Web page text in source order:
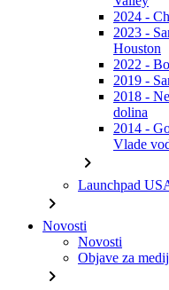
2024 -
2023 -
Houston
2022 -
2019 -
2018 -
dolina
2014 -
Vlade
chevron_right
Launchpad
chevron_right
Novosti
Novosti
Objave za
chevron_right